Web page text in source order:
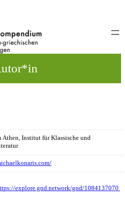
Athen, Institut für Klassische und
explore.gnd.network/gnd/1084137070